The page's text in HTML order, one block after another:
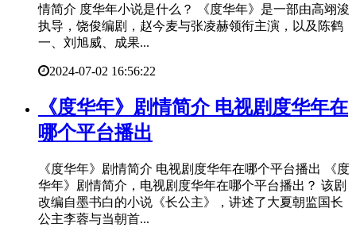
情简介 度华年小说是什么？ 《度华年》是一部由高翊浚
执导，饶俊编剧，赵今麦与张凌赫领衔主演，以及陈鹤
一、刘旭威、成果...
2024-07-02 16:56:22
​《度华年》剧情简介 电视剧度华年在
哪个平台播出
《度华年》剧情简介 电视剧度华年在哪个平台播出 《度
华年》剧情简介，电视剧度华年在哪个平台播出？ 该剧
改编自墨书白的小说《长公主》，讲述了大夏朝监国长
公主李蓉与当朝首...